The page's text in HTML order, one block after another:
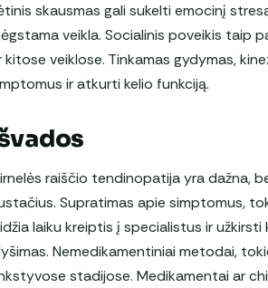
skausmas gali sukelti emocinį
veikla. Socialinis poveikis taip
kitose veiklose. Tinkamas gydymas,
ir atkurti kelio funkciją.
raiščio tendinopatija yra dažna,
Supratimas apie simptomus,
laiku kreiptis į specialistus ir
Nemedikamentiniai metodai,
stadijose. Medikamentai ar